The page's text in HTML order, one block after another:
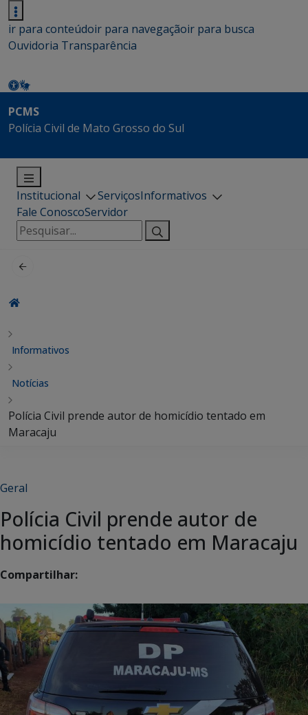
ir para conteúdoir para navegaçãoir para busca
Ouvidoria Transparência
PCMS
Polícia Civil de Mato Grosso do Sul
Institucional ServiçosInformativos
Fale ConoscoServidor
Pesquisar
por:
Informativos
Notícias
Polícia Civil prende autor de homicídio tentado em
Maracaju
Geral
Polícia Civil prende autor de
homicídio tentado em Maracaju
Compartilhar: